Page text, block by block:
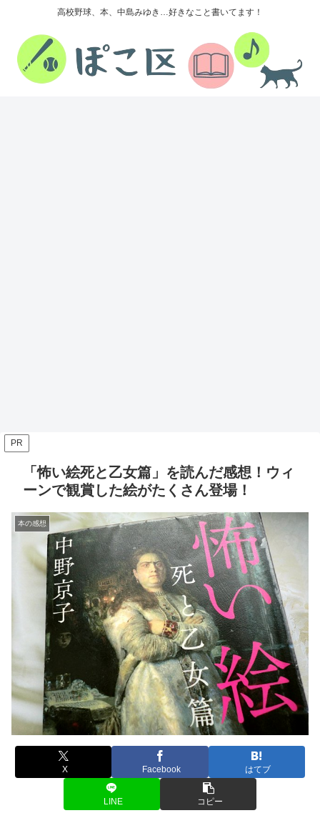
高校野球、本、中島みゆき…好きなこと書いてます！
PR
「怖い絵死と乙女篇」を読んだ感想！ウィ
ーンで観賞した絵がたくさん登場！
本の感想
X Facebook はてブ
LINE コピー